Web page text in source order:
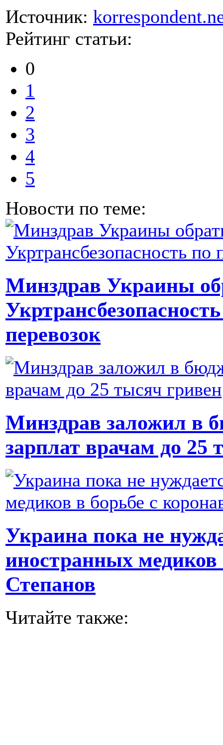
Источник:
Рейтинг статьи:
0
1
2
3
4
5
Новости по теме:
Минздрав Украины
перевозок
Минздрав заложил в
зарплат врачам до 25
Украина пока не
иностранных медиков
Степанов
Читайте также: